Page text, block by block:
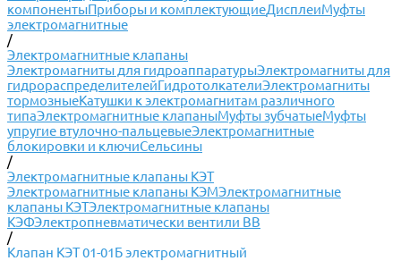
компонентыПриборы и комплектующиеДисплеиМуфты
электромагнитные
/
Электромагнитные клапаны
Электромагниты для гидроаппаратурыЭлектромагниты для
гидрораспределителейГидротолкателиЭлектромагниты
тормозныеКатушки к электромагнитам различного
типаЭлектромагнитные клапаныМуфты зубчатыеМуфты
упругие втулочно-пальцевыеЭлектромагнитные
блокировки и ключиСельсины
/
Электромагнитные клапаны КЭТ
Электромагнитные клапаны КЭМЭлектромагнитные
клапаны КЭТЭлектромагнитные клапаны
КЭФЭлектропневматически вентили ВВ
/
Клапан КЭТ 01-01Б электромагнитный